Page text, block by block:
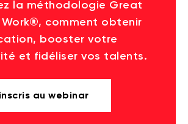
la méthodologie Great
Work®, comment obtenir
booster votre
et fidéliser vos talents.
au webinar